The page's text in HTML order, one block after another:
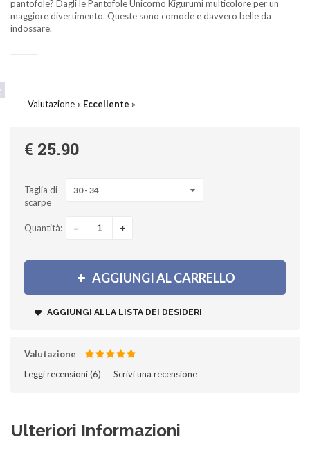
pantofole? Dagli le Pantofole Unicorno Kigurumi multicolore per un
maggiore divertimento. Queste sono comode e davvero belle da
indossare.
Valutazione « Eccellente »
€ 25.90
Taglia di
scarpe
30 - 34
Quantità: - +
AGGIUNGI AL CARRELLO
AGGIUNGI ALLA LISTA DEI DESIDERI
Valutazione
Leggi recensioni (6)‎ Scrivi una recensione
Ulteriori Informazioni